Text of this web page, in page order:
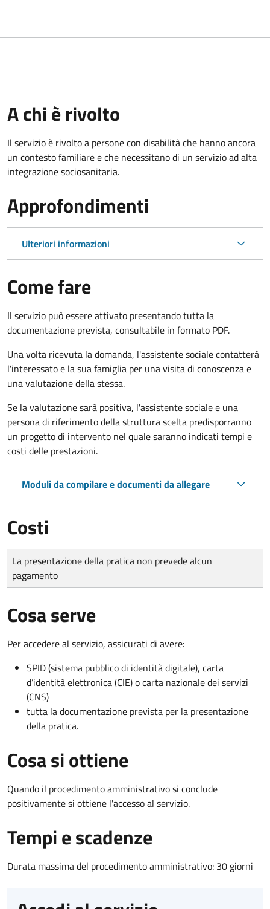
A chi è rivolto
Il servizio è rivolto a persone con disabilità che hanno ancora
un contesto familiare e che necessitano di un servizio ad alta
integrazione sociosanitaria.
Approfondimenti
Ulteriori informazioni
Come fare
Il servizio può essere attivato presentando tutta la
documentazione prevista, consultabile in formato PDF.
Una volta ricevuta la domanda, l'assistente sociale contatterà
l'interessato e la sua famiglia per una visita di conoscenza e
una valutazione della stessa.
Se la valutazione sarà positiva, l'assistente sociale e una
persona di riferimento della struttura scelta predisporranno
un progetto di intervento nel quale saranno indicati tempi e
costi delle prestazioni.
Moduli da compilare e documenti da allegare
Costi
Tipo di pagamento
Importo
La presentazione della pratica non prevede alcun
pagamento
Cosa serve
Per accedere al servizio, assicurati di avere:
SPID (sistema pubblico di identità digitale), carta
d’identità elettronica (CIE) o carta nazionale dei servizi
(CNS)
tutta la documentazione prevista per la presentazione
della pratica.
Cosa si ottiene
Quando il procedimento amministrativo si conclude
positivamente si ottiene l'accesso al servizio.
Tempi e scadenze
Durata massima del procedimento amministrativo: 30 giorni